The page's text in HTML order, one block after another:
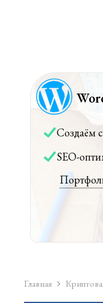
Создаём
SEO-
Главная